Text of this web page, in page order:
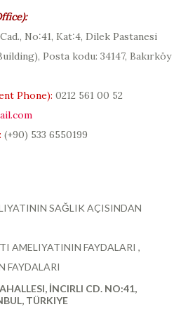
):
No:41, Kat:4, Dilek Pastanesi
), Posta kodu: 34147, Bakırköy
Phone): 0212 561 00 52
(+90) 533 6550199
SAĞLIK AÇISINDAN
AMELIYATININ FAYDALARI
FAYDALARI
İNCIRLI CD. NO:41,
TÜRKIYE